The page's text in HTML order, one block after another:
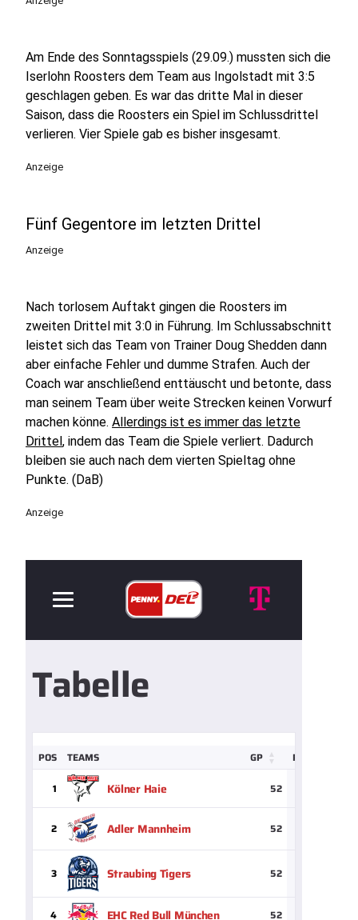
Am Ende des Sonntagsspiels (29.09.) mussten sich die
Iserlohn Roosters dem Team aus Ingolstadt mit 3:5
geschlagen geben. Es war das dritte Mal in dieser
Saison, dass die Roosters ein Spiel im Schlussdrittel
verlieren. Vier Spiele gab es bisher insgesamt.
Anzeige
Fünf Gegentore im letzten Drittel
Anzeige
Nach torlosem Auftakt gingen die Roosters im
zweiten Drittel mit 3:0 in Führung. Im Schlussabschnitt
leistet sich das Team von Trainer Doug Shedden dann
aber einfache Fehler und dumme Strafen. Auch der
Coach war anschließend enttäuscht und betonte, dass
man seinem Team über weite Strecken keinen Vorwurf
machen könne. Allerdings ist es immer das letzte
Drittel, indem das Team die Spiele verliert. Dadurch
bleiben sie auch nach dem vierten Spieltag ohne
Punkte. (DaB)
Anzeige